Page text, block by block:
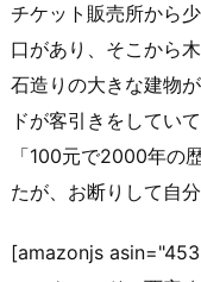
チケット販売所から
口があり、そこから
石造りの大きな建物
ドが客引きをしてい
「100元で2000年の
たが、お断りして自
[amazonjs